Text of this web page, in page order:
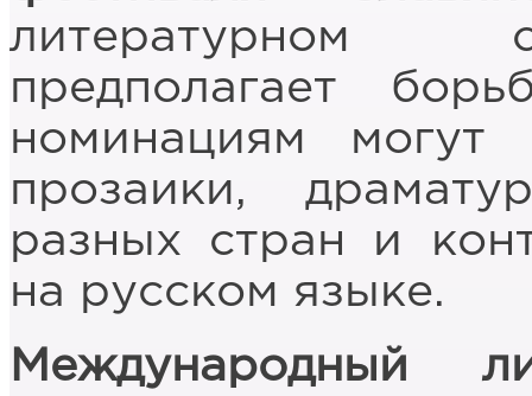
литературном
предполагает
номинациям могут
прозаики,
разных стран и
на русском языке.
Международный